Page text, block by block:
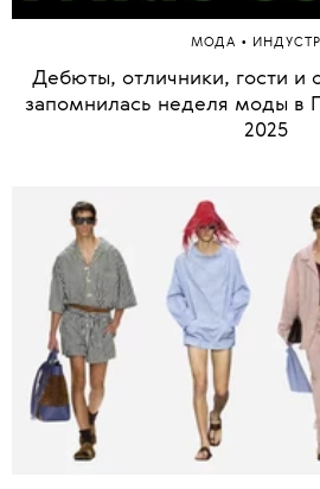
МОДА •
Дебюты, отличники, гости
запомнилась неделя моды в
2025